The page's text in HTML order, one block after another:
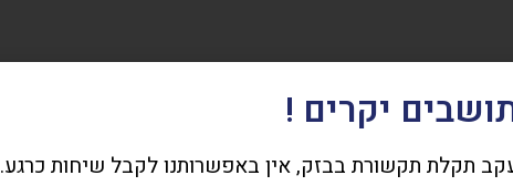
יקרים !
תקלת תקשורת בבזק, אין באפשרותנו לקבל שיחות כרגע.